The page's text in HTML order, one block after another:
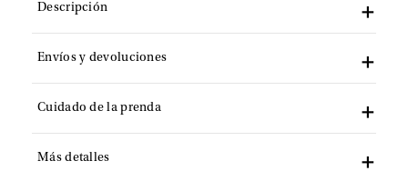
Descripción
Envíos y devoluciones
Cuidado de la prenda
Más detalles